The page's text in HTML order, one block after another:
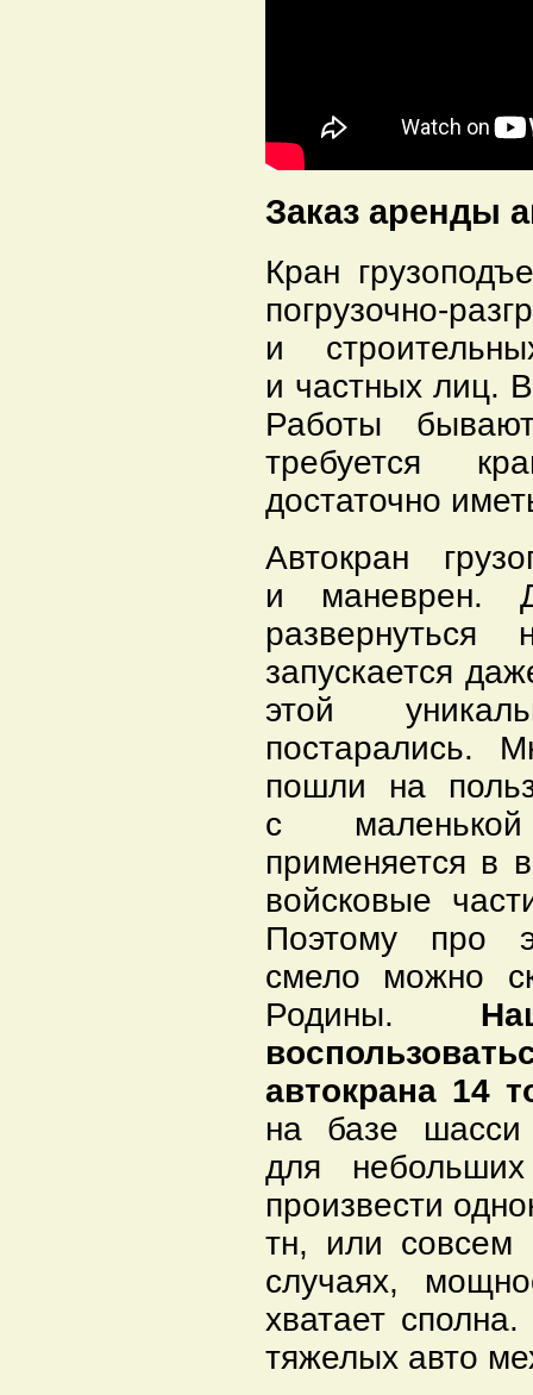
Заказ аренды
Кран
погрузочно-
и
и частных лиц.
Работы
требуется
достаточно
Автокран
и маневрен.
запускается
этой
постарались.
пошли на
с маленькой
применяется в
войсковые
Поэтому про
смело можно
Родины.
автокрана 14
на базе
для
произвести
тн, или
случаях,
хватает
тяжелых авто